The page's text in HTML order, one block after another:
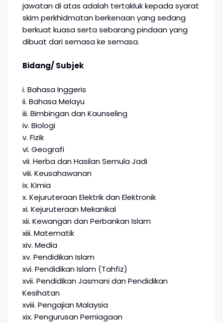
jawatan di atas adalah tertakluk kepada syarat
skim perkhidmatan berkenaan yang sedang
berkuat kuasa serta sebarang pindaan yang
dibuat dari semasa ke semasa.
Bidang/ Subjek
i. Bahasa Inggeris
ii. Bahasa Melayu
iii. Bimbingan dan Kaunseling
iv. Biologi
v. Fizik
vi. Geografi
vii. Herba dan Hasilan Semula Jadi
viii. Keusahawanan
ix. Kimia
x. Kejuruteraan Elektrik dan Elektronik
xi. Kejuruteraan Mekanikal
xii. Kewangan dan Perbankan Islam
xiii. Matematik
xiv. Media
xv. Pendidikan Islam
xvi. Pendidikan Islam (Tahfiz)
xvii. Pendidikan Jasmani dan Pendidikan
Kesihatan
xviii. Pengajian Malaysia
xix. Pengurusan Perniagaan